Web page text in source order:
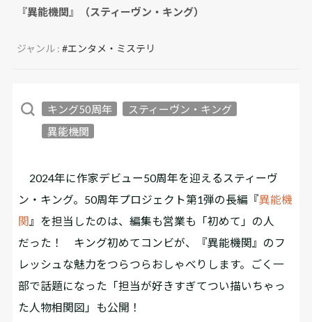
『異能機関』（スティーヴン・キング）
ジャンル :#エンタメ・ミステリ
キング50周年
スティーヴン・キング
異能機関
2024年に作家デビュー50周年を迎えるスティーヴ
ン・キング。50周年プロジェクト第1弾の長編『異能機
関 』を担当したのは、編集も営業も「初めて」の人
だった――！ キング初めてコンビが、『異能機関』のフ
レッシュな魅力をつらつらおしゃべりします。ごく一
部で話題になった「担当が好きすぎてつい描いちゃっ
た人物相関図」も公開！